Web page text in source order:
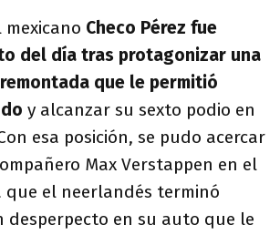
Checo Pérez fue
del día tras protagonizar una
que le permitió
y alcanzar su sexto podio en
esa posición, se pudo acercar
Max Verstappen en el
que el neerlandés terminó
desperpecto en su auto que le